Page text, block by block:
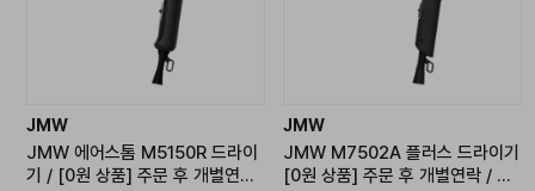
JMW
JMW 에어스톰 M5150R 드라이
기 / [0원 상품] 주문 후 개별연락
JMW
JMW M7502A 플러스 드라이기
[0원 상품] 주문 후 개별연락 / 추